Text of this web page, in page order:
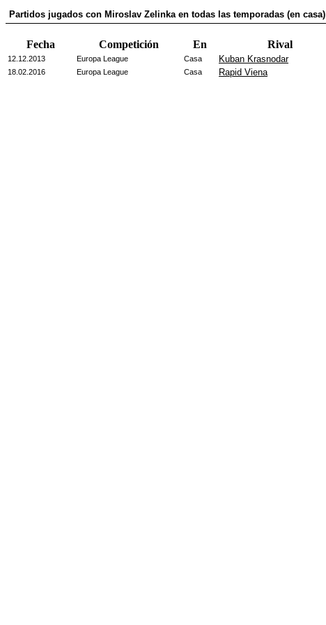
Partidos jugados con Miroslav Zelinka en todas las temporadas (en casa)
Fecha Competición En Rival
12.12.2013 Europa League Casa Kuban Krasnodar
18.02.2016 Europa League Casa Rapid Viena